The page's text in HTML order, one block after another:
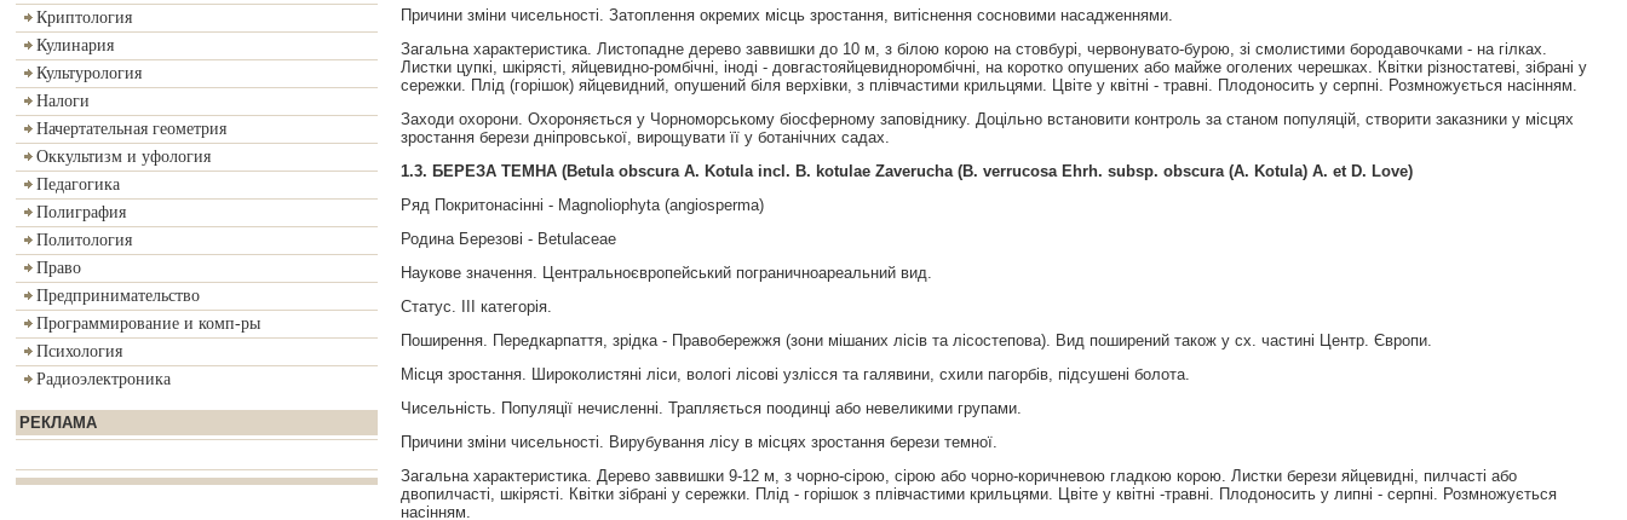
Криптология
Кулинария
Культурология
Налоги
Начертательная геометрия
Оккультизм и уфология
Педагогика
Полиграфия
Политология
Право
Предпринимательство
Программирование и комп-ры
Психология
Радиоэлектроника
РЕКЛАМА
Причини зміни чисельності. Затоплення окремих місць зростання, витіснення сосновими насадженнями.
Загальна характеристика. Листопадне дерево заввишки до 10 м, з білою корою на стовбурі, червонувато-бурою, зі смолистими бородавочками - на гілках.
Листки цупкі, шкірясті, яйцевидно-ромбічні, іноді - довгастояйцевидноромбічні, на коротко опушених або майже оголених черешках. Квітки різностатеві, зібрані у
сережки. Плід (горішок) яйцевидний, опушений біля верхівки, з плівчастими крильцями. Цвіте у квітні - травні. Плодоносить у серпні. Розмножується насінням.
Заходи охорони. Охороняється у Чорноморському біосферному заповіднику. Доцільно встановити контроль за станом популяцій, створити заказники у місцях
зростання берези дніпровської, вирощувати її у ботанічних садах.
1.3. БЕРЕЗА ТЕМНА (Betula obscura A. Kotula incl. B. kotulae Zaverucha (B. verrucosa Ehrh. subsp. obscura (A. Kotula) A. et D. Love)
Ряд Покритонасінні - Magnoliophyta (angiosperma)
Родина Березові - Betulaceae
Наукове значення. Центральноєвропейський пограничноареальний вид.
Статус. III категорія.
Поширення. Передкарпаття, зрiдка - Правобережжя (зони мiшаних лiсiв та лiсостепова). Вид поширений також у сх. частинi Центр. Європи.
Місця зростання. Широколистянi лiси, вологi лiсовi узлiсся та галявини, схили пагорбiв, пiдсушенi болота.
Чисельність. Популяції нечисленні. Трапляється поодинці або невеликими групами.
Причини зміни чисельності. Вирубування лісу в місцях зростання берези темної.
Загальна характеристика. Дерево заввишки 9-12 м, з чорно-сірою, сірою або чорно-коричневою гладкою корою. Листки берези яйцевидні, пилчасті або
двопилчасті, шкірясті. Квітки зібрані у сережки. Плід - горішок з плівчастими крильцями. Цвіте у квітні -травні. Плодоносить у липні - серпні. Розмножується
насінням.